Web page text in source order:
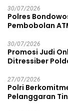
30/07/2026
Polres
Pembobolan
30/07/2026
Promosi Judi
Ditressiber
27/07/2026
Polri
Pelanggaran